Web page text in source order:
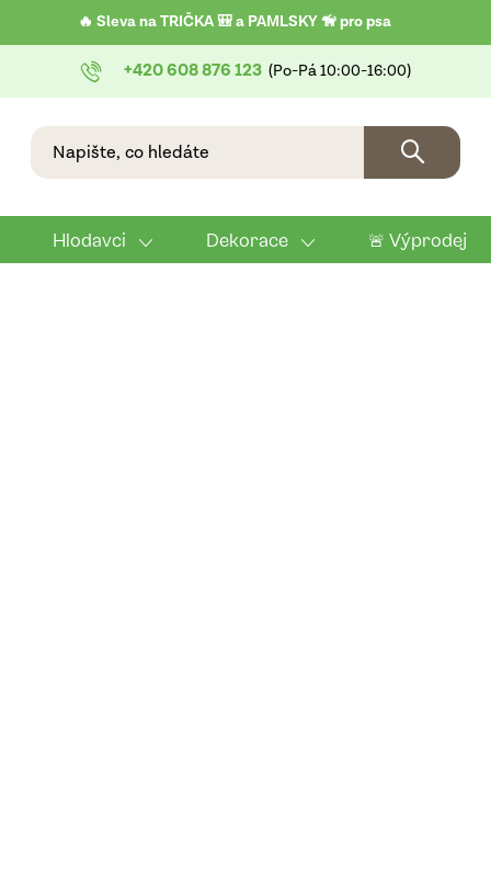
🔥 Sleva na TRIČKA 🎒 a PAMLSKY 🦮 pro psa
+420 608 876 123
Hlodavci Dekorace 🚨 Výprodej